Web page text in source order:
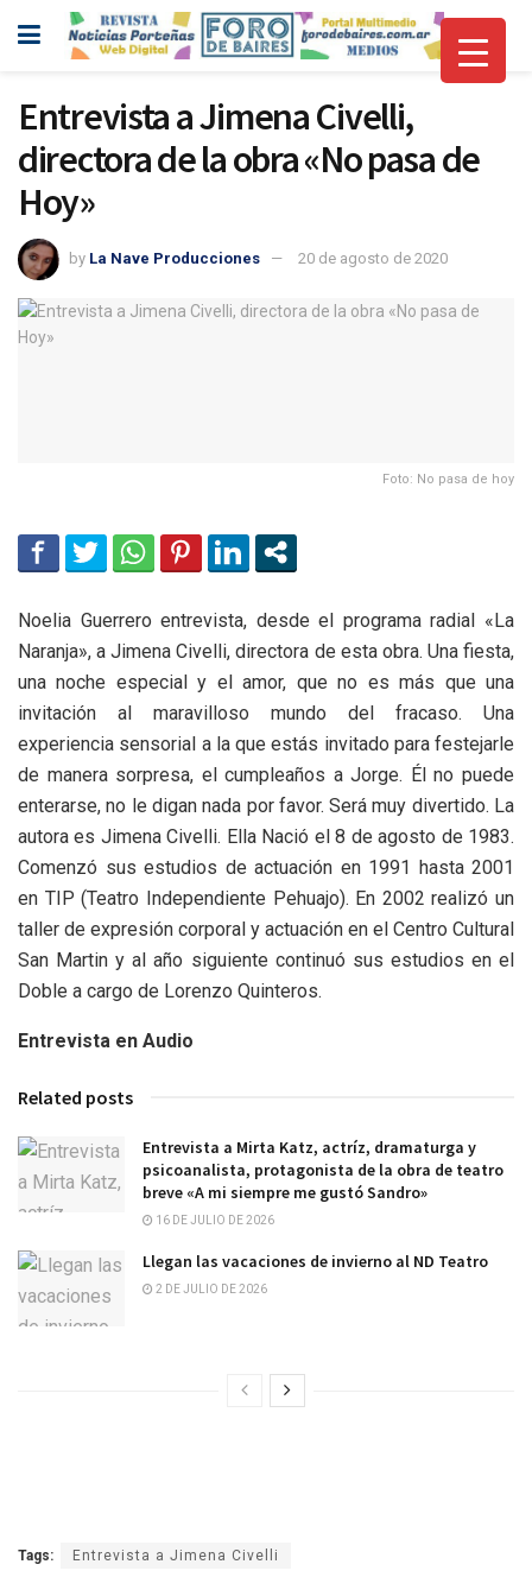
Entrevista a Jimena Civelli,
directora de la obra «No pasa de
Hoy»
by La Nave Producciones 20 de agosto de 2020
Foto: No pasa de hoy
Noelia Guerrero entrevista, desde el programa radial «La
Naranja», a Jimena Civelli, directora de esta obra. Una fiesta,
una noche especial y el amor, que no es más que una
invitación al maravilloso mundo del fracaso. Una
experiencia sensorial a la que estás invitado para festejarle
de manera sorpresa, el cumpleaños a Jorge. Él no puede
enterarse, no le digan nada por favor. Será muy divertido. La
autora es Jimena Civelli. Ella Nació el 8 de agosto de 1983.
Comenzó sus estudios de actuación en 1991 hasta 2001
en TIP (Teatro Independiente Pehuajo). En 2002 realizó un
taller de expresión corporal y actuación en el Centro Cultural
San Martin y al año siguiente continuó sus estudios en el
Doble a cargo de Lorenzo Quinteros.
Entrevista en Audio
Related posts
Entrevista a Mirta Katz, actríz, dramaturga y
psicoanalista, protagonista de la obra de teatro
breve «A mi siempre me gustó Sandro»
16 DE JULIO DE 2026
Llegan las vacaciones de invierno al ND Teatro
2 DE JULIO DE 2026
Tags: Entrevista a Jimena Civelli